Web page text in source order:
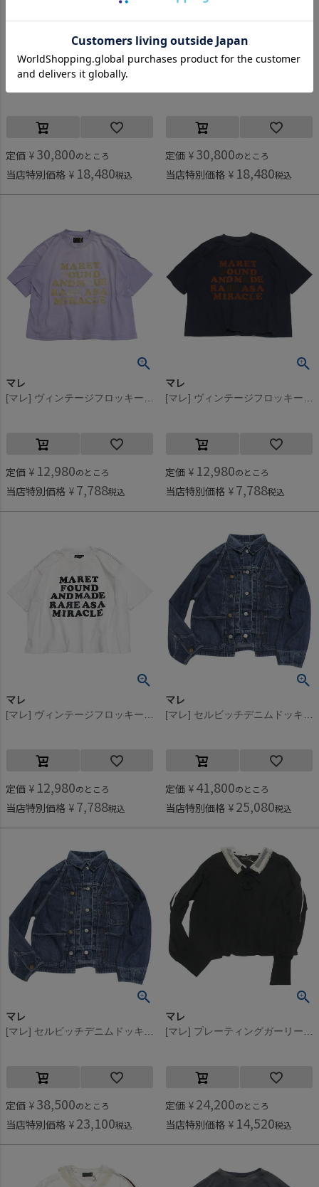
マレ
定価 ¥ 30,800のところ
当店特別価格 ¥ 18,480税込
マレ
定価 ¥ 30,800のところ
当店特別価格 ¥ 18,480税込
マレ
定価 ¥ 12,980のところ
当店特別価格 ¥ 7,788税込
マレ
定価 ¥ 12,980のところ
当店特別価格 ¥ 7,788税込
マレ
定価 ¥ 12,980のところ
当店特別価格 ¥ 7,788税込
マレ
定価 ¥ 41,800のところ
当店特別価格 ¥ 25,080税込
マレ
定価 ¥ 38,500のところ
当店特別価格 ¥ 23,100税込
マレ
定価 ¥ 24,200のところ
当店特別価格 ¥ 14,520税込